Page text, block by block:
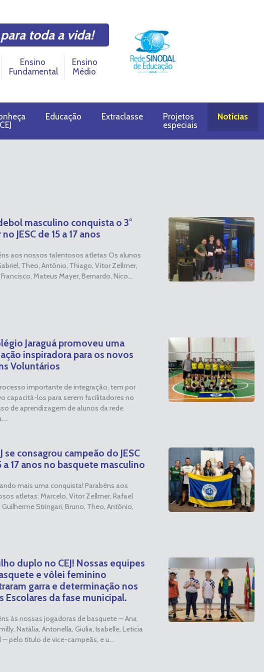
toda a vida!
Ensino
Fundamental
Ensino
Médio
Educação Extraclasse
Projetos
especiais
Notícias
masculino conquista o 3°
JESC de 15 a 17 anos
aos nossos talentosos atletas Os alunos
Theo, Antônio, Thiago, Vitor Zellmer,
Mateus Mayer, Bernardo, Nico...
Jaraguá promoveu uma
inspiradora para os novos
Voluntários
importante de integração, tem por
capacitá-los para serem facilitadores no
de aprendizagem de alunos da rede
se consagrou campeão do JESC
a 17 anos no basquete masculino
mais uma conquista! Parabéns aos
atletas: Marcelo, Vitor Zellmer, Rafael
Guilherme Stringari, Bruno, Theo, Antônio,
duplo no CEJ! Nossas equipes
e vôlei feminino
garra e determinação nos
Escolares da fase municipal.
às nossas jogadoras de basquete — Ana
Natália, Antonella, Giulia, Isabelle, Leticia
— pelo título de vice-campeãs, e u...